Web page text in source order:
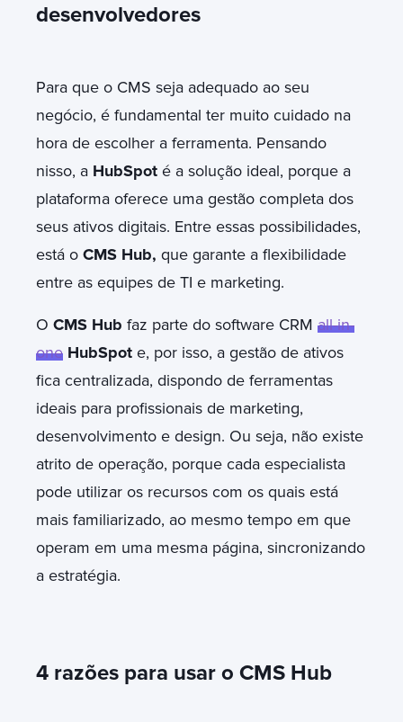
desenvolvedores
Para que o CMS seja adequado ao seu
negócio, é fundamental ter muito cuidado na
hora de escolher a ferramenta. Pensando
nisso, a HubSpot é a solução ideal, porque a
plataforma oferece uma gestão completa dos
seus ativos digitais. Entre essas possibilidades,
está o CMS Hub, que garante a flexibilidade
entre as equipes de TI e marketing.
O CMS Hub faz parte do software CRM all-in-
one HubSpot e, por isso, a gestão de ativos
fica centralizada, dispondo de ferramentas
ideais para profissionais de marketing,
desenvolvimento e design. Ou seja, não existe
atrito de operação, porque cada especialista
pode utilizar os recursos com os quais está
mais familiarizado, ao mesmo tempo em que
operam em uma mesma página, sincronizando
a estratégia.
4 razões para usar o CMS Hub